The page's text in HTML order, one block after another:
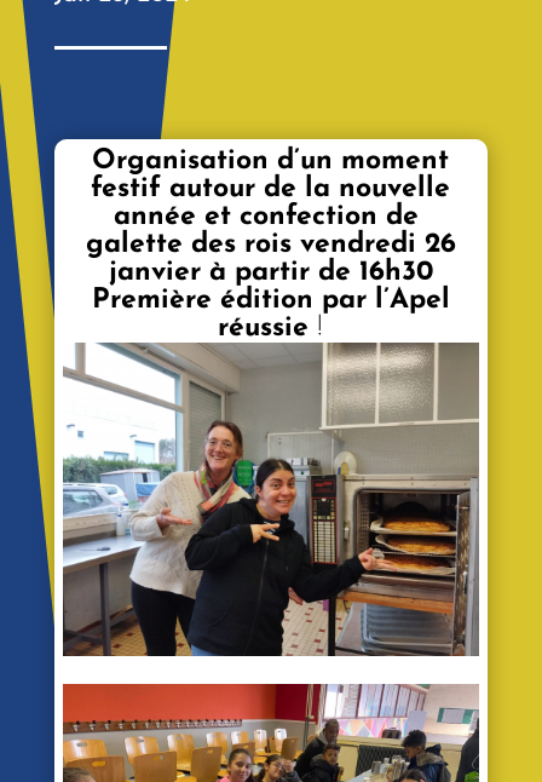
Organisation d’un moment
festif autour de la nouvelle
année et confection de
galette des rois vendredi 26
janvier à partir de 16h30
Première édition par l’Apel
réussie !